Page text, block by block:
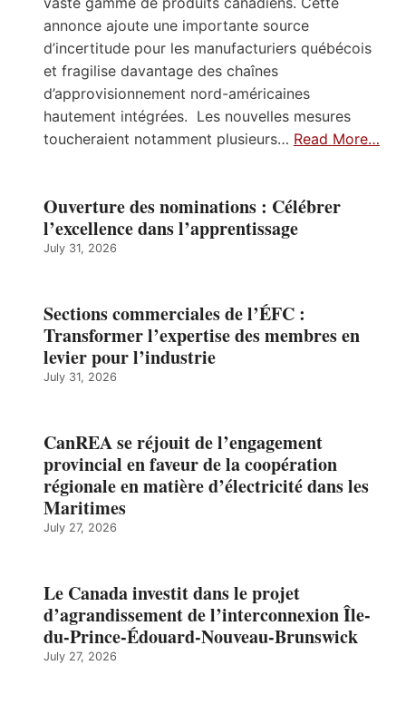
annonce ajoute une importante source
d’incertitude pour les manufacturiers québécois
et fragilise davantage des chaînes
d’approvisionnement nord-américaines
hautement intégrées. Les nouvelles mesures
toucheraient notamment plusieurs… Read More…
Ouverture des nominations : Célébrer
l’excellence dans l’apprentissage
July 31, 2026
Sections commerciales de l’ÉFC :
Transformer l’expertise des membres en
levier pour l’industrie
July 31, 2026
CanREA se réjouit de l’engagement
provincial en faveur de la coopération
régionale en matière d’électricité dans les
Maritimes
July 27, 2026
Le Canada investit dans le projet
d’agrandissement de l’interconnexion Île-
du-Prince-Édouard-Nouveau-Brunswick
July 27, 2026